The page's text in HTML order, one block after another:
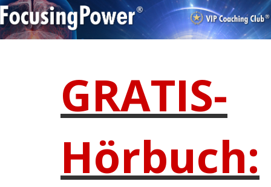
GRATIS-
Hörbuch: